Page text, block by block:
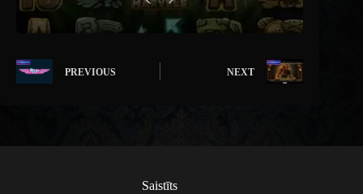
PREVIOUS NEXT
Saistīts